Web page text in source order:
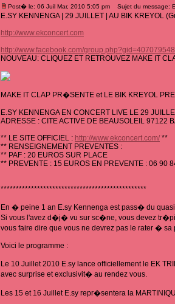
Post� le: 06 Juil Mar, 2010 5:05 pm Sujet du message:
E.SY KENNENGA | 29 JUILLET | AU BIK KREYOL
http://www.ekconcert.com
http://www.facebook.com/
NOUVEAU: CLIQUEZ ET RETROUVEZ MAKE IT
MAKE IT CLAP PR�SENTE et LE BIK KREYOL
E.SY KENNENGA EN CONCERT LIVE LE 29
ADRESSE : CITE ACTIVE DE BEAUSOLEIL 97122
** LE SITE OFFICIEL : http://www.ekconcert.com/ **
** RENSEIGNEMENT PREVENTES :
** PAF : 20 EUROS SUR PLACE
** PREVENTE : 15 EUROS EN PREVENTE : 06 90
************************************************
En � peine 1 an E.sy Kennenga est pass� du
Si vous l'avez d�j� vu sur sc�ne, vous devez
vous faire dire que vous ne devrez pas le rater � sa
Voici le programme :
Le 10 Juillet 2010 E.sy lance officiellement le EK
avec surprise et exclusivit� au rendez vous.
Les 15 et 16 Juillet E.sy repr�sentera la